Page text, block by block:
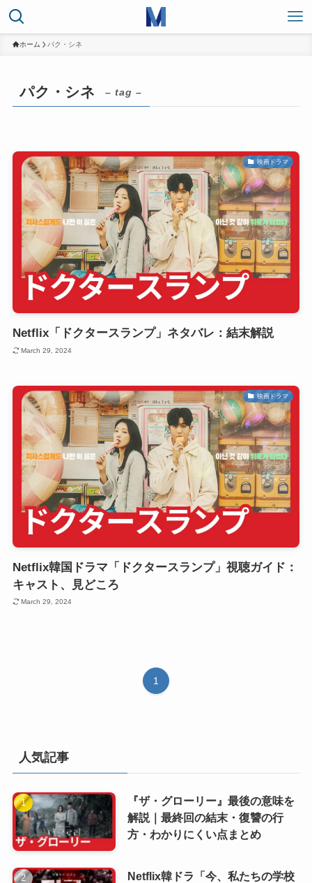
ホーム パク・シネ
パク・シネ – tag –
映画ドラマ
Netflix「ドクタースランプ」ネタバレ：結末解説
March 29, 2024
映画ドラマ
Netflix韓国ドラマ「ドクタースランプ」視聴ガイド：
キャスト、見どころ
March 29, 2024
1
人気記事
『ザ・グローリー』最後の意味を
解説｜最終回の結末・復讐の行
方・わかりにくい点まとめ
Netflix韓ドラ「今、私たちの学校